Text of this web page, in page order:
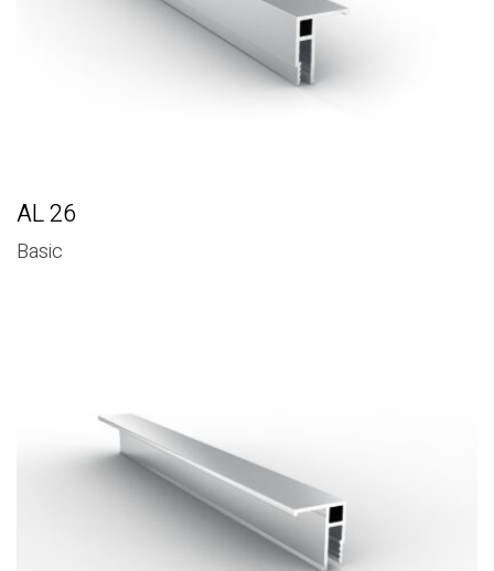
AL 26
Basic